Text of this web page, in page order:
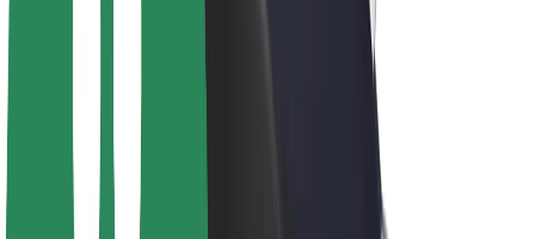
Partneri Bolt Food
Franšíza
Spoločnosť